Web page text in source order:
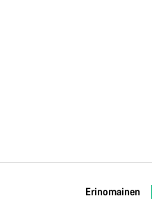
Erinomainen